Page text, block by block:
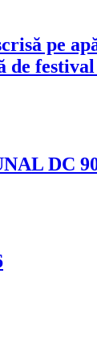
pe
de
DC